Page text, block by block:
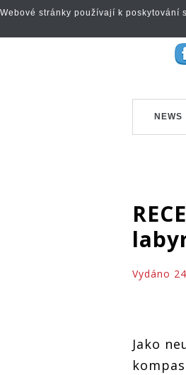
NEWS
Vydáno
Jako
Webové stránky používají k